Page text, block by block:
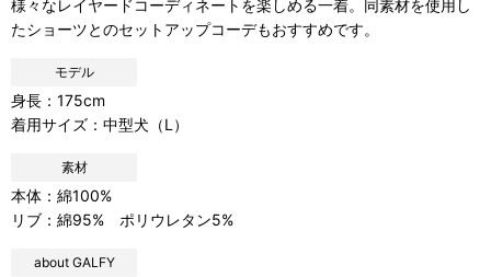
様々なレイヤードコーディネートを楽しめる一着。同素材を使用し
たショーツとのセットアップコーデもおすすめです。
モデル
身長：175cm
着用サイズ：中型犬（L）
素材
本体：綿100%
リブ：綿95% ポリウレタン5%
about GALFY